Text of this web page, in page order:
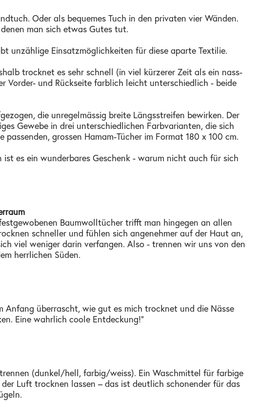
Oder als bequemes Tuch in den privaten vier Wänden.
man sich etwas Gutes tut.
unzählige Einsatzmöglichkeiten für diese aparte Textilie.
trocknet es sehr schnell (in viel kürzerer Zeit als ein nass-
und Rückseite farblich leicht unterschiedlich - beide
die unregelmässig breite Längsstreifen bewirken. Der
Gewebe in drei unterschiedlichen Farbvarianten, die sich
grossen Hamam-Tücher im Format 180 x 100 cm.
es ein wunderbares Geschenk - warum nicht auch für sich
Baumwolltücher trifft man hingegen an allen
schneller und fühlen sich angenehmer auf der Haut an,
viel weniger darin verfangen. Also - trennen wir uns von den
herrlichen Süden.
überrascht, wie gut es mich trocknet und die Nässe
Eine wahrlich coole Entdeckung!"
(dunkel/hell, farbig/weiss). Ein Waschmittel für farbige
Luft trocknen lassen – das ist deutlich schonender für das